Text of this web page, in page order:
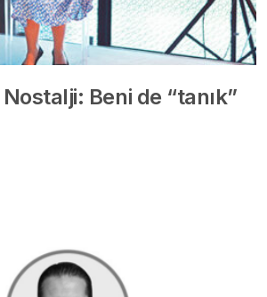
Beni de “tanık”